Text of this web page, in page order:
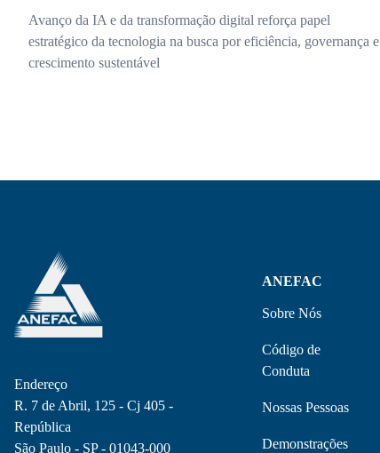
Avanço da IA e da transformação digital reforça papel
estratégico da tecnologia na busca por eficiência, governança e
crescimento sustentável
Endereço
R. 7 de Abril, 125 - Cj 405 -
República
São Paulo - SP - 01043-000
ANEFAC
Sobre Nós
Código de
Conduta
Nossas Pessoas
Demonstrações